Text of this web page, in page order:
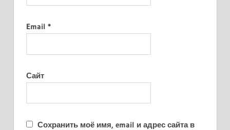
Email *
Сайт
Сохранить моё имя, email и адрес сайта в